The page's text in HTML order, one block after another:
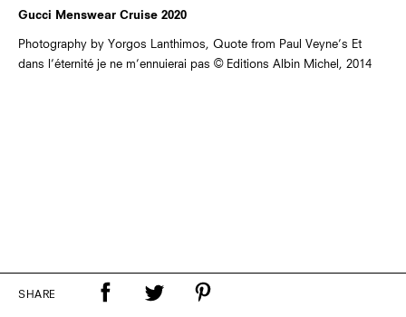
Gucci Menswear Cruise 2020
Photography by Yorgos Lanthimos, Quote from Paul Veyne’s Et
dans l’éternité je ne m’ennuierai pas © Editions Albin Michel, 2014
SHARE